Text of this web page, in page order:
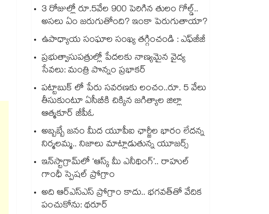
3 రోజుల్లో రూ.5వేల 900 పెరిగిన తులం గోల్డ్..
అసలు ఏం జరుగుతోంది? ఇంకా పెరుగుతాయా?
ఉపాధ్యాయ సంఘాల సంఖ్య తగ్గించండి : ఎఫ్‌‌జీజీ
ప్రభుత్వాసుపత్రుల్లో పేదలకు నాణ్యమైన వైద్య
సేవలు: మంత్రి పొన్నం ప్రభాకర్
పట్టాబుక్ లో పేరు సవరణకు లంచం..రూ. 5 వేలు
తీసుకుంటూ ఏసీబీకి చిక్కిన జగిత్యాల జిల్లా
ఆత్మకూర్ జీపీఓ
అబ్బబ్బే జనం మీద యూపీఐ ఛార్జీల భారం లేదన్న
నిర్మలమ్మ.. నిజాలు మాట్లాడుతున్న యూజర్స్
ఇన్‌‌‌‌స్టాగ్రామ్‌‌‌‌లో ‘ఆస్క్ మీ ఎనీథింగ్’.. రాహుల్
గాంధీ స్పెషల్ ప్రోగ్రాం
అది ఆర్ఎస్ఎస్ ప్రోగ్రాం కాదు.. భగవత్‌‌తో వేదిక
పంచుకోను: థరూర్